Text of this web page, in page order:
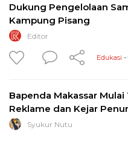
Dukung Pengelolaan
Kampung Pisang
Editor
Edukasi -
Bapenda Makassar
Reklame dan Kejar
Syukur Nutu